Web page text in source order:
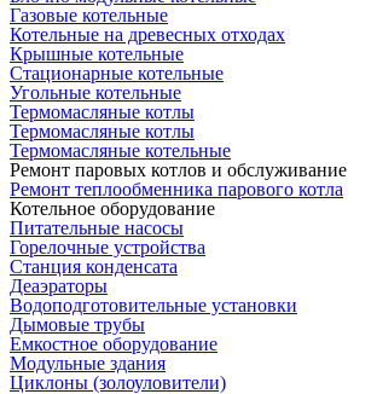
Газовые котельные
Котельные на древесных отходах
Крышные котельные
Стационарные котельные
Угольные котельные
Термомасляные котлы
Термомасляные котлы
Термомасляные котельные
Ремонт паровых котлов и обслуживание
Ремонт теплообменника парового котла
Котельное оборудование
Питательные насосы
Горелочные устройства
Станция конденсата
Деаэраторы
Водоподготовительные установки
Дымовые трубы
Емкостное оборудование
Mодульные здания
Циклоны (золоуловители)